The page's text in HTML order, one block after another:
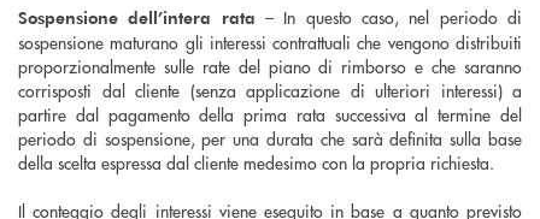
Sospensione dell’intera rata – In questo caso, nel periodo di
sospensione maturano gli interessi contrattuali che vengono distribuiti
proporzionalmente sulle rate del piano di rimborso e che saranno
corrisposti dal cliente (senza applicazione di ulteriori interessi) a
partire dal pagamento della prima rata successiva al termine del
periodo di sospensione, per una durata che sarà definita sulla base
della scelta espressa dal cliente medesimo con la propria richiesta.
Il conteggio degli interessi viene eseguito in base a quanto previsto